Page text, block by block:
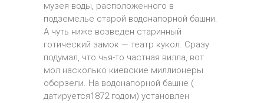
музея воды, расположенного в
подземелье старой водонапорной башни.
А чуть ниже возведен старинный
готический замок — театр кукол. Сразу
подумал, что чья-то частная вилла, вот
мол насколько киевские миллионеры
оборзели. На водонапорной башне (
датируется1872 годом) установлен